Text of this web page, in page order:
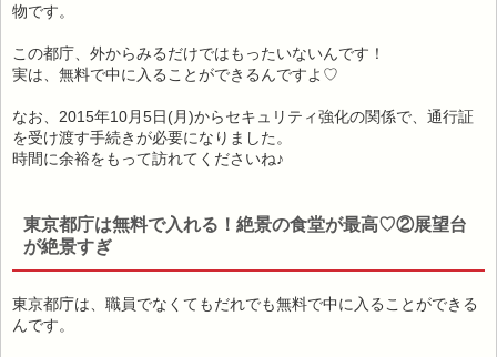
物です。
この都庁、外からみるだけではもったいないんです！
実は、無料で中に入ることができるんですよ♡
なお、2015年10月5日(月)からセキュリティ強化の関係で、通行証
を受け渡す手続きが必要になりました。
時間に余裕をもって訪れてくださいね♪
東京都庁は無料で入れる！絶景の食堂が最高♡②展望台
が絶景すぎ
東京都庁は、職員でなくてもだれでも無料で中に入ることができる
んです。